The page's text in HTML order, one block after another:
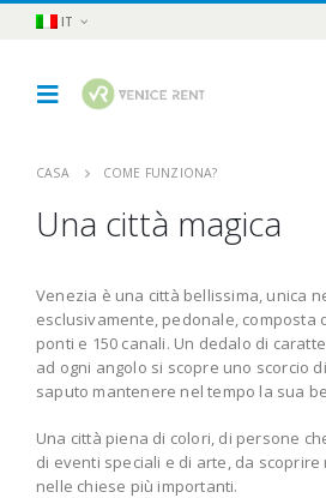
IT
CASA COME FUNZIONA?
Una città magica
Venezia è una città bellissima, unica
esclusivamente, pedonale, composta
ponti e 150 canali. Un dedalo di
ad ogni angolo si scopre uno scorcio
saputo mantenere nel tempo la sua
Una città piena di colori, di persone
di eventi speciali e di arte, da
nelle chiese più importanti.